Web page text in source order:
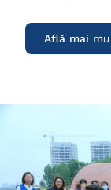
Află mai